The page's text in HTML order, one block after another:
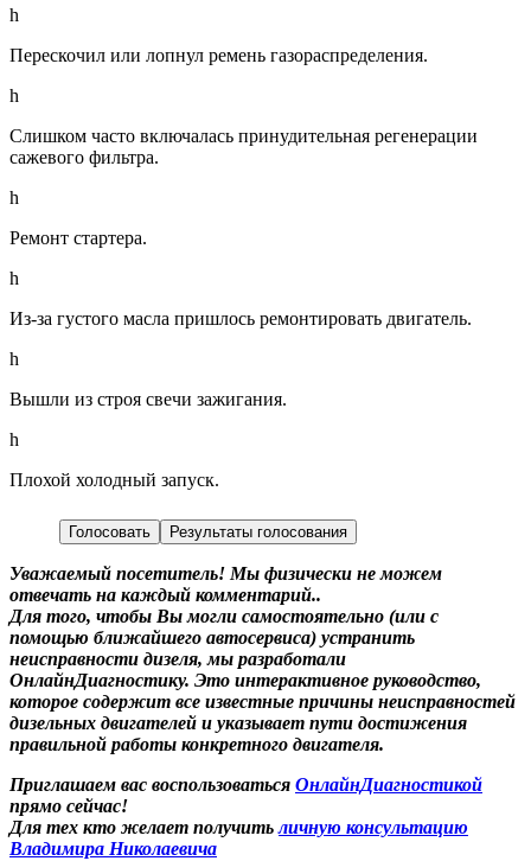
h
Перескочил или лопнул ремень газораспределения.
h
Слишком часто включалась принудительная регенерации
сажевого фильтра.
h
Ремонт стартера.
h
Из-за густого масла пришлось ремонтировать двигатель.
h
Вышли из строя свечи зажигания.
h
Плохой холодный запуск.
Голосовать Результаты голосования
Уважаемый посетитель! Мы физически не можем
отвечать на каждый комментарий..
Для того, чтобы Вы могли самостоятельно (или с
помощью ближайшего автосервиса) устранить
неисправности дизеля, мы разработали
ОнлайнДиагностику. Это интерактивное руководство,
которое содержит все известные причины неисправностей
дизельных двигателей и указывает пути достижения
правильной работы конкретного двигателя.
Приглашаем вас воспользоваться ОнлайнДиагностикой
прямо сейчас!
Для тех кто желает получитьличную консультацию
Владимира Николаевича